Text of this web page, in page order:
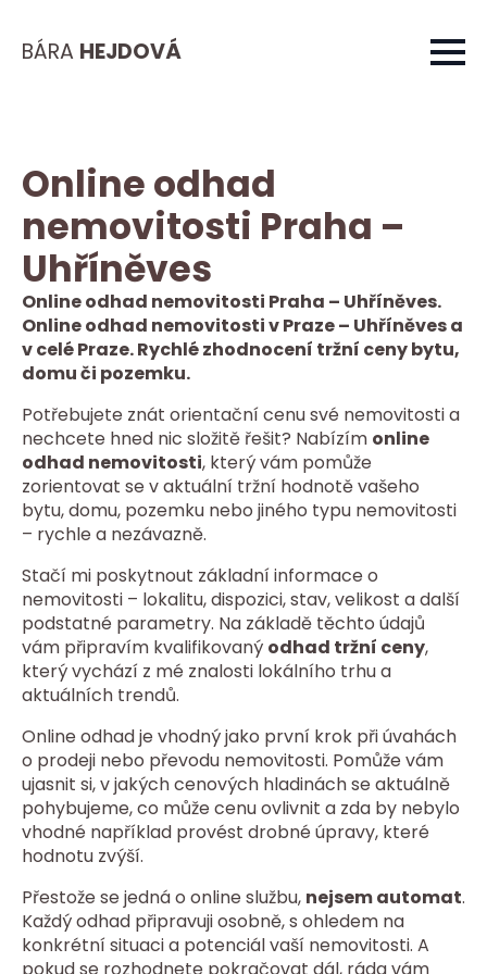
BÁRA HEJDOVÁ
Online odhad
nemovitosti Praha –
Uhříněves
Online odhad nemovitosti Praha – Uhříněves.
Online odhad nemovitosti v Praze – Uhříněves a
v celé Praze. Rychlé zhodnocení tržní ceny bytu,
domu či pozemku.
Potřebujete znát orientační cenu své nemovitosti a
nechcete hned nic složitě řešit? Nabízím online
odhad nemovitosti, který vám pomůže
zorientovat se v aktuální tržní hodnotě vašeho
bytu, domu, pozemku nebo jiného typu nemovitosti
– rychle a nezávazně.
Stačí mi poskytnout základní informace o
nemovitosti – lokalitu, dispozici, stav, velikost a další
podstatné parametry. Na základě těchto údajů
vám připravím kvalifikovaný odhad tržní ceny,
který vychází z mé znalosti lokálního trhu a
aktuálních trendů.
Online odhad je vhodný jako první krok při úvahách
o prodeji nebo převodu nemovitosti. Pomůže vám
ujasnit si, v jakých cenových hladinách se aktuálně
pohybujeme, co může cenu ovlivnit a zda by nebylo
vhodné například provést drobné úpravy, které
hodnotu zvýší.
Přestože se jedná o online službu, nejsem automat.
Každý odhad připravuji osobně, s ohledem na
konkrétní situaci a potenciál vaší nemovitosti. A